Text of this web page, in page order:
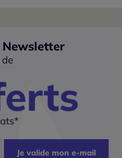
Je valide mon e-mail